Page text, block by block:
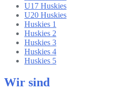
U17 Huskies
U20 Huskies
Huskies 1
Huskies 2
Huskies 3
Huskies 4
Huskies 5
Wir sind